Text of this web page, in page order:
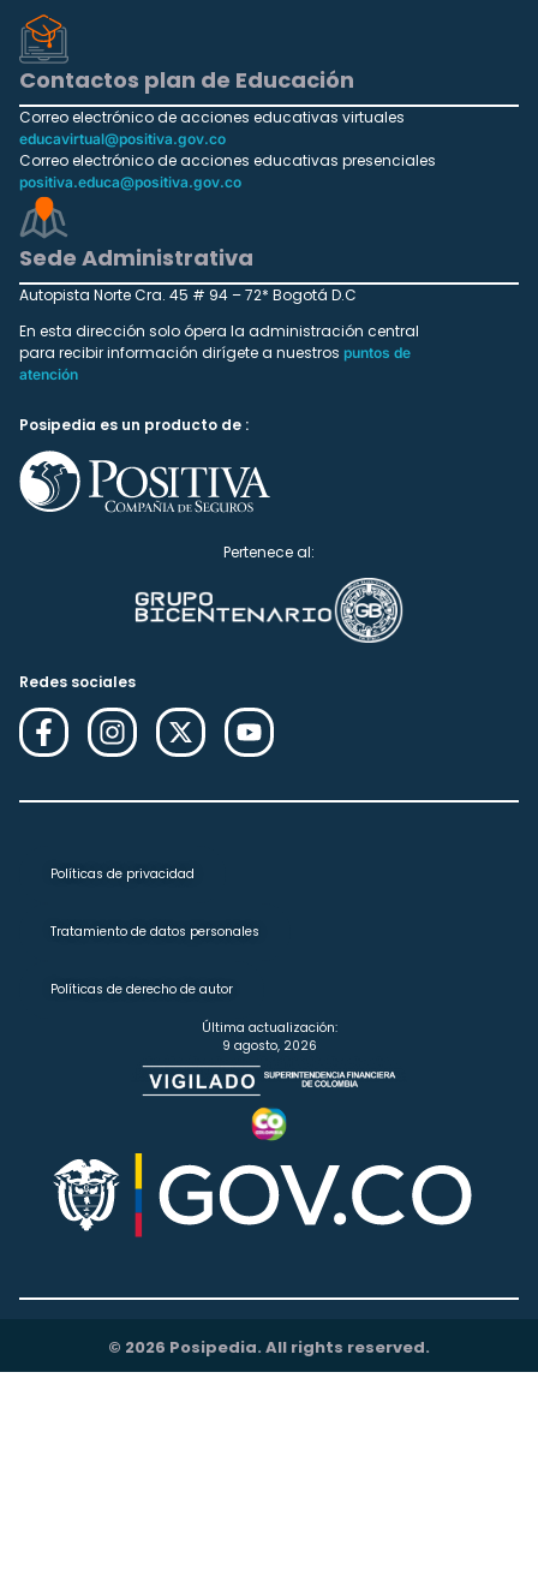
Contactos plan de Educación
Correo electrónico de acciones educativas virtuales
educavirtual@positiva.gov.co
Correo electrónico de acciones educativas presenciales
positiva.educa@positiva.gov.co
Sede Administrativa
Autopista Norte Cra. 45 # 94 – 72* Bogotá D.C
En esta dirección solo ópera la administración central
para recibir información dirígete a nuestros puntos de
atención
Posipedia es un producto de :
Pertenece al:
Redes sociales
Políticas de privacidad
Tratamiento de datos personales
Políticas de derecho de autor
Última actualización:
9 agosto, 2026
© 2026 Posipedia. All rights reserved.